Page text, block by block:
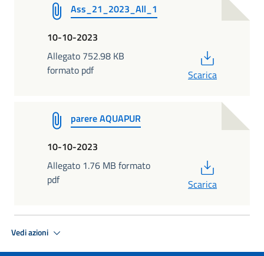
Ass_21_2023_All_1
10-10-2023
Allegato 752.98 KB
formato pdf
Scarica
parere AQUAPUR
10-10-2023
Allegato 1.76 MB formato
pdf
Scarica
Vedi azioni